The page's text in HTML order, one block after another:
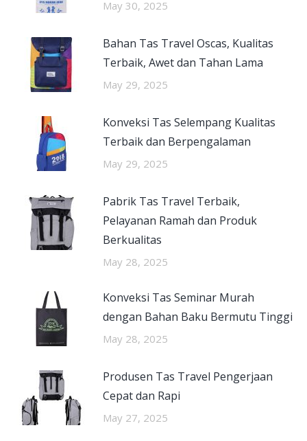
May 30, 2025
Bahan Tas Travel Oscas, Kualitas
Terbaik, Awet dan Tahan Lama
May 29, 2025
Konveksi Tas Selempang Kualitas
Terbaik dan Berpengalaman
May 29, 2025
Pabrik Tas Travel Terbaik,
Pelayanan Ramah dan Produk
Berkualitas
May 28, 2025
Konveksi Tas Seminar Murah
dengan Bahan Baku Bermutu Tinggi
May 28, 2025
Produsen Tas Travel Pengerjaan
Cepat dan Rapi
May 27, 2025